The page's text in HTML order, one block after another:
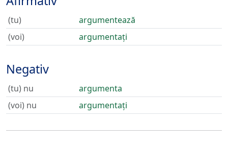
(tu)
argumentează
(voi)
argumentați
Negativ
(tu) nu
argumenta
(voi) nu
argumentați